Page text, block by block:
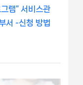
램” 서비스관
서 -신청 방법